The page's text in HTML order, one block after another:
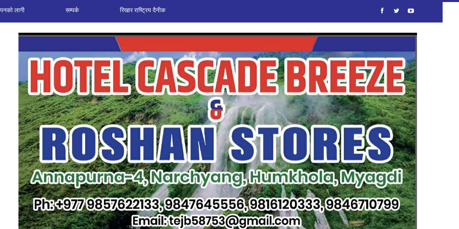
लागी सम्पर्क रिखार राष्ट्रिय दैनीक